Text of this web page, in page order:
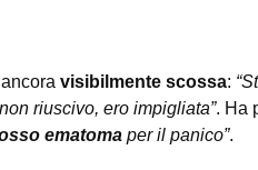
visibilmente scossa:
riuscivo, ero impigliata”. Ha
ematoma per il panico”.